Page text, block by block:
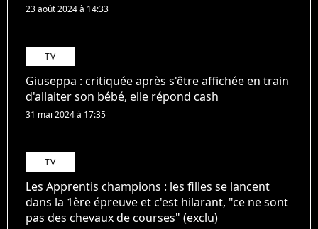
23 août 2024 à 14:33
TV
Giuseppa : critiquée après s'être affichée en train
d'allaiter son bébé, elle répond cash
31 mai 2024 à 17:35
TV
Les Apprentis champions : les filles se lancent
dans la 1ère épreuve et c'est hilarant, "ce ne sont
pas des chevaux de courses" (exclu)